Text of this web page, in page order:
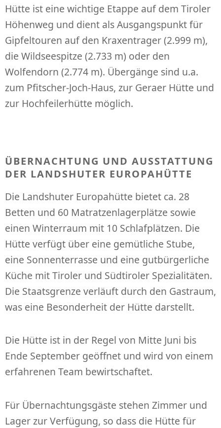
Hütte ist eine wichtige Etappe auf dem Tiroler
Höhenweg und dient als Ausgangspunkt für
Gipfeltouren auf den Kraxentrager (2.999 m),
die Wildseespitze (2.733 m) oder den
Wolfendorn (2.774 m). Übergänge sind u.a.
zum Pfitscher-Joch-Haus, zur Geraer Hütte und
zur Hochfeilerhütte möglich.
ÜBERNACHTUNG UND AUSSTATTUNG
DER LANDSHUTER EUROPAHÜTTE
Die Landshuter Europahütte bietet ca. 28
Betten und 60 Matratzenlagerplätze sowie
einen Winterraum mit 10 Schlafplätzen. Die
Hütte verfügt über eine gemütliche Stube,
eine Sonnenterrasse und eine gutbürgerliche
Küche mit Tiroler und Südtiroler Spezialitäten.
Die Staatsgrenze verläuft durch den Gastraum,
was eine Besonderheit der Hütte darstellt.
Die Hütte ist in der Regel von Mitte Juni bis
Ende September geöffnet und wird von einem
erfahrenen Team bewirtschaftet.
Für Übernachtungsgäste stehen Zimmer und
Lager zur Verfügung, so dass die Hütte für